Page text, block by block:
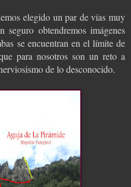
elegido un par de vías muy
seguro obtendremos imágenes
se encuentran en el límite de
para nosotros son un reto a
de lo desconocido.